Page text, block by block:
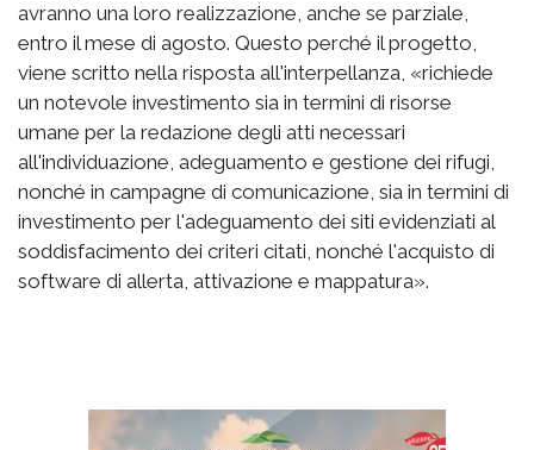
avranno una loro realizzazione, anche se parziale,
entro il mese di agosto. Questo perché il progetto,
viene scritto nella risposta all'interpellanza, «richiede
un notevole investimento sia in termini di risorse
umane per la redazione degli atti necessari
all'individuazione, adeguamento e gestione dei rifugi,
nonché in campagne di comunicazione, sia in termini di
investimento per l'adeguamento dei siti evidenziati al
soddisfacimento dei criteri citati, nonché l'acquisto di
software di allerta, attivazione e mappatura».